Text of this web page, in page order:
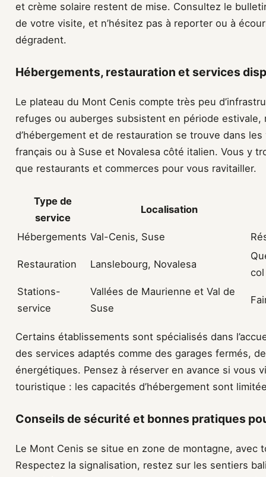
et crème solaire restent de mise. Consultez le
de votre visite, et n’hésitez pas à reporter ou à
dégradent.
Hébergements, restauration et services
Le plateau du Mont Cenis compte très peu
refuges ou auberges subsistent en période estivale,
d’hébergement et de restauration se trouve dans
français ou à Suse et Novalesa côté italien. Vous y
que restaurants et commerces pour vous ravitailler.
Type de
service
Localisation
Hébergements Val-Cenis, Suse
Restauration Lanslebourg, Novalesa
col
Stations-
service
Vallées de Maurienne et Val de
Suse
Certains établissements sont spécialisés dans
des services adaptés comme des garages fermés,
énergétiques. Pensez à réserver en avance si vous
touristique : les capacités d’hébergement sont
Conseils de sécurité et bonnes pratiques
Le Mont Cenis se situe en zone de montagne, avec
Respectez la signalisation, restez sur les sentiers